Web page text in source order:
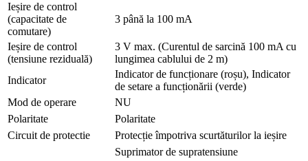
Ieșire de control
(capacitate de
comutare)
3 până la 100 mA
Ieșire de control
(tensiune reziduală)
3 V max. (Curentul de sarcină 100 mA cu
lungimea cablului de 2 m)
Indicator
Indicator de funcționare (roșu), Indicator
de setare a funcționării (verde)
Mod de operare
NU
Polaritate
Polaritate
Circuit de protectie
Protecție împotriva scurtăturilor la ieșire
Suprimator de supratensiune